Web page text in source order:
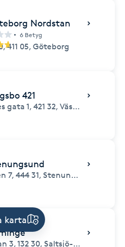
Nordstan
6 Betyg
411 05, Göteborg
421
gata 1, 421 32, Västra Frölunda
7, 444 31, Stenungsund
3,132 30, Saltsjö-boo
karta